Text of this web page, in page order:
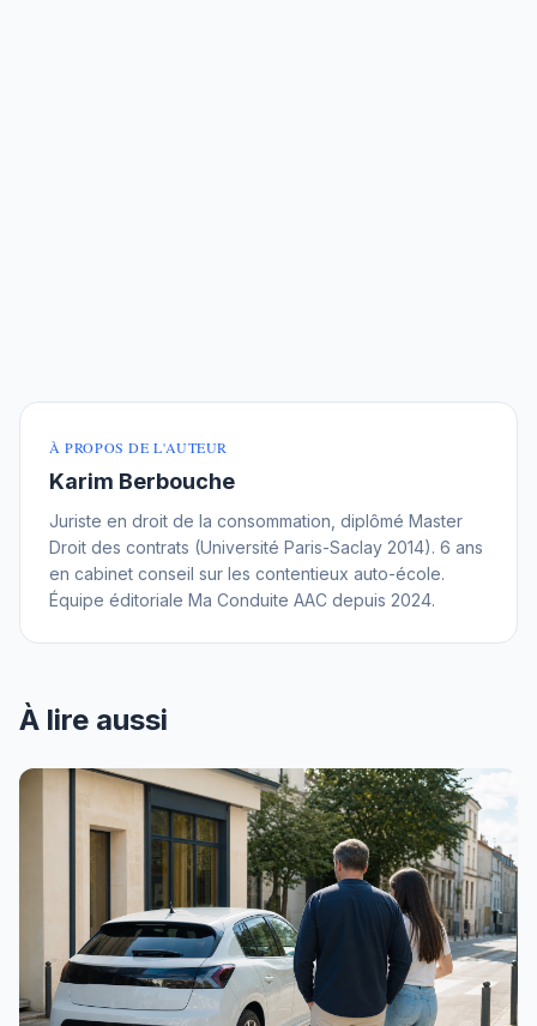
À PROPOS DE L'AUTEUR
Karim Berbouche
Juriste en droit de la consommation, diplômé Master
Droit des contrats (Université Paris-Saclay 2014). 6 ans
en cabinet conseil sur les contentieux auto-école.
Équipe éditoriale Ma Conduite AAC depuis 2024.
À lire aussi